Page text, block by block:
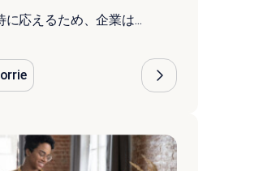
に応えるため、企業は...